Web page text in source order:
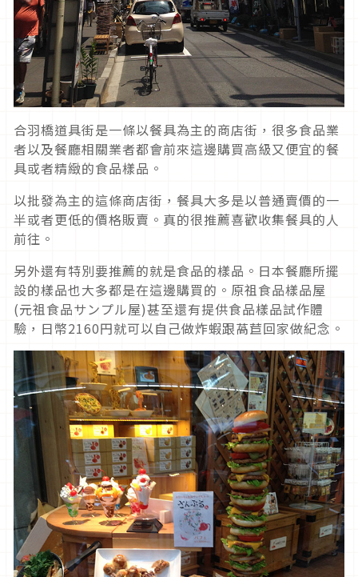
合羽橋道具街是一條以餐具為主的商店街，很多食品業
者以及餐廳相關業者都會前來這邊購買高級又便宜的餐
具或者精緻的食品樣品。
以批發為主的這條商店街，餐具大多是以普通賣價的一
半或者更低的價格販賣。真的很推薦喜歡收集餐具的人
前往。
另外還有特別要推薦的就是食品的樣品。日本餐廳所擺
設的樣品也大多都是在這邊購買的。原祖食品樣品屋
(元祖食品サンプル屋)甚至還有提供食品樣品試作體
驗，日幣2160円就可以自己做炸蝦跟萵苣回家做紀念。